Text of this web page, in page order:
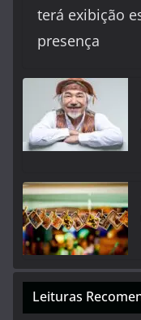
terá exibição
presença
Leituras